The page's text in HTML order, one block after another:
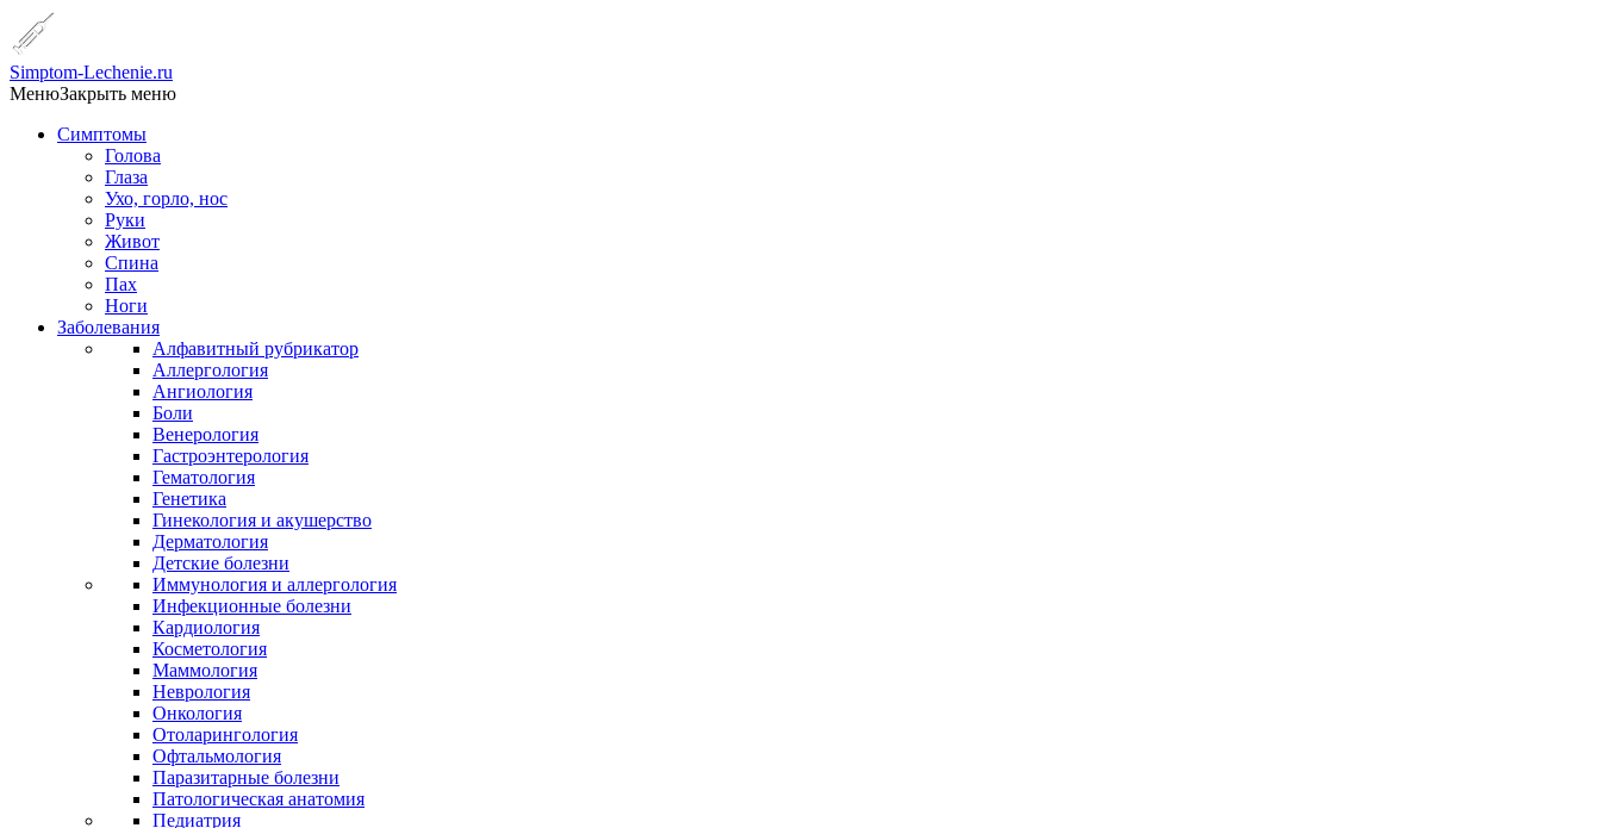
Simptom-Lechenie.ru
МенюЗакрыть меню
Симптомы
Голова
Глаза
Ухо, горло, нос
Руки
Живот
Спина
Пах
Ноги
Заболевания
Алфавитный рубрикатор
Аллергология
Ангиология
Боли
Венерология
Гастроэнтерология
Гематология
Генетика
Гинекология и акушерство
Дерматология
Детские болезни
Иммунология и аллергология
Инфекционные болезни
Кардиология
Косметология
Маммология
Неврология
Онкология
Отоларингология
Офтальмология
Паразитарные болезни
Патологическая анатомия
Педиатрия